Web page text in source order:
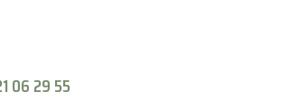
06 29 55